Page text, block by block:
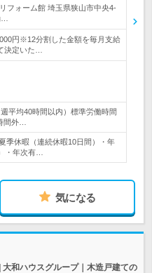
フォーム館 埼玉県狭山市中央4-
円※12分割した金額を毎月支給
決定いた…
平均40時間以内）標準労働時間
間外…
季休暇（連続休暇10日間）・年
・年次有…
気になる
和ハウスグループ｜木造戸建ての